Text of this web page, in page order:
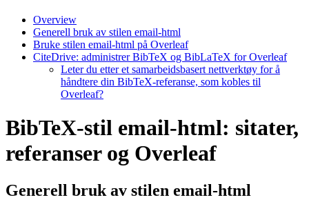
Overview
Generell bruk av stilen email-html
Bruke stilen email-html på Overleaf
CiteDrive: administrer BibTeX og BibLaTeX for Overleaf
Leter du etter et samarbeidsbasert nettverktøy for å
håndtere din BibTeX-referanse, som kobles til
Overleaf?
BibTeX-stil email-html: sitater,
referanser og Overleaf
Generell bruk av stilen email-html